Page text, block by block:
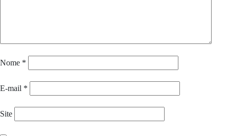
Nome *
E-mail *
Site